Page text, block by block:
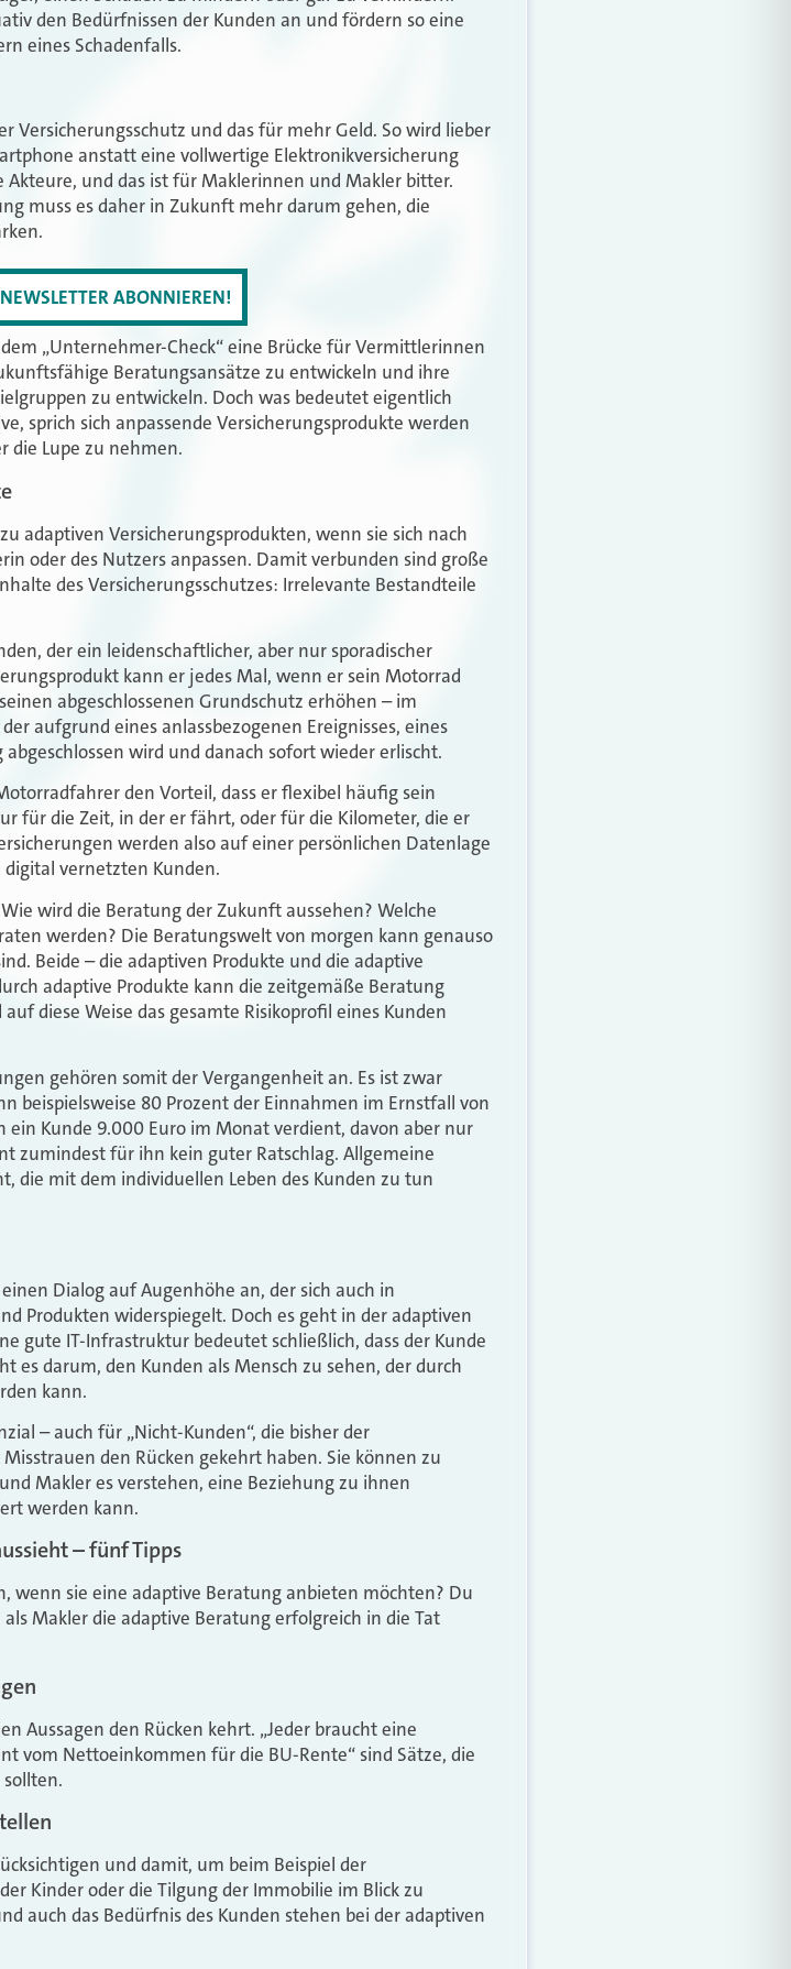
den Bedürfnissen der Kunden an und fördern so eine
eines Schadenfalls.
Versicherungsschutz und das für mehr Geld. So wird lieber
anstatt eine vollwertige Elektronikversicherung
und das ist für Maklerinnen und Makler bitter.
muss es daher in Zukunft mehr darum gehen, die
ABONNIEREN!
„Unternehmer-Check“ eine Brücke für Vermittlerinnen
Beratungsansätze zu entwickeln und ihre
zu entwickeln. Doch was bedeutet eigentlich
sprich sich anpassende Versicherungsprodukte werden
die Lupe zu nehmen.
adaptiven Versicherungsprodukten, wenn sie sich nach
oder des Nutzers anpassen. Damit verbunden sind große
des Versicherungsschutzes: Irrelevante Bestandteile
der ein leidenschaftlicher, aber nur sporadischer
kann er jedes Mal, wenn er sein Motorrad
abgeschlossenen Grundschutz erhöhen – im
aufgrund eines anlassbezogenen Ereignisses, eines
wird und danach sofort wieder erlischt.
den Vorteil, dass er flexibel häufig sein
für die Zeit, in der er fährt, oder für die Kilometer, die er
werden also auf einer persönlichen Datenlage
vernetzten Kunden.
wird die Beratung der Zukunft aussehen? Welche
werden? Die Beratungswelt von morgen kann genauso
Beide – die adaptiven Produkte und die adaptive
adaptive Produkte kann die zeitgemäße Beratung
diese Weise das gesamte Risikoprofil eines Kunden
gehören somit der Vergangenheit an. Es ist zwar
beispielsweise 80 Prozent der Einnahmen im Ernstfall von
ein Kunde 9.000 Euro im Monat verdient, davon aber nur
zumindest für ihn kein guter Ratschlag. Allgemeine
die mit dem individuellen Leben des Kunden zu tun
Dialog auf Augenhöhe an, der sich auch in
Produkten widerspiegelt. Doch es geht in der adaptiven
gute IT-Infrastruktur bedeutet schließlich, dass der Kunde
es darum, den Kunden als Mensch zu sehen, der durch
kann.
– auch für „Nicht-Kunden“, die bisher der
den Rücken gekehrt haben. Sie können zu
Makler es verstehen, eine Beziehung zu ihnen
werden kann.
– fünf Tipps
wenn sie eine adaptive Beratung anbieten möchten? Du
Makler die adaptive Beratung erfolgreich in die Tat
Aussagen den Rücken kehrt. „Jeder braucht eine
vom Nettoeinkommen für die BU-Rente“ sind Sätze, die
und damit, um beim Beispiel der
Kinder oder die Tilgung der Immobilie im Blick zu
auch das Bedürfnis des Kunden stehen bei der adaptiven